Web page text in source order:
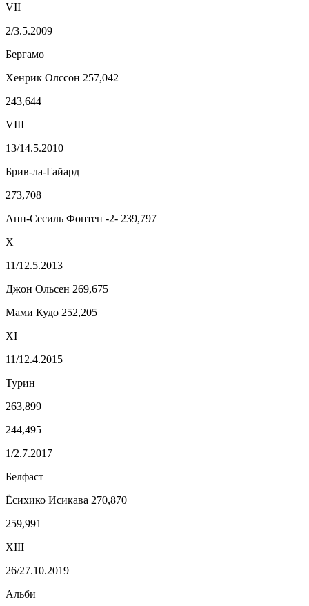
VII
2/3.5.2009
Бергамо
Хенрик Олссон 257,042
243,644
VIII
13/14.5.2010
Брив-ла-Гайард
273,708
Анн-Сесиль Фонтен -2- 239,797
X
11/12.5.2013
Джон Ольсен 269,675
Мами Кудо 252,205
XI
11/12.4.2015
Турин
263,899
244,495
1/2.7.2017
Белфаст
Ёсихико Исикава 270,870
259,991
XIII
26/27.10.2019
Альби